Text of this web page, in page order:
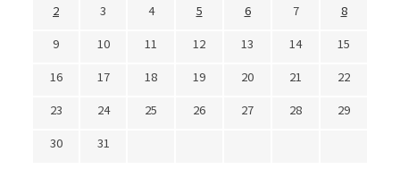
2
3 4 5 6 7
8
9
10 11 12 13 14
15
16
17 18 19 20 21
22
23
24 25 26 27 28
29
30
31